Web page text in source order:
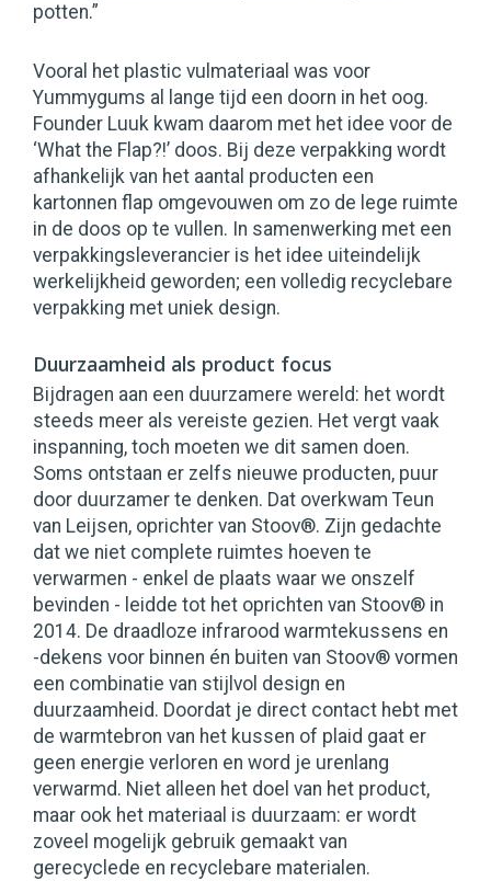
potten.”
Vooral het plastic vulmateriaal was voor
Yummygums al lange tijd een doorn in het oog.
Founder Luuk kwam daarom met het idee voor de
‘What the Flap?!’ doos. Bij deze verpakking wordt
afhankelijk van het aantal producten een
kartonnen flap omgevouwen om zo de lege ruimte
in de doos op te vullen. In samenwerking met een
verpakkingsleverancier is het idee uiteindelijk
werkelijkheid geworden; een volledig recyclebare
verpakking met uniek design.
Duurzaamheid als product focus
Bijdragen aan een duurzamere wereld: het wordt
steeds meer als vereiste gezien. Het vergt vaak
inspanning, toch moeten we dit samen doen.
Soms ontstaan er zelfs nieuwe producten, puur
door duurzamer te denken. Dat overkwam Teun
van Leijsen, oprichter van Stoov®. Zijn gedachte
dat we niet complete ruimtes hoeven te
verwarmen - enkel de plaats waar we onszelf
bevinden - leidde tot het oprichten van Stoov® in
2014. De draadloze infrarood warmtekussens en
-dekens voor binnen én buiten van Stoov® vormen
een combinatie van stijlvol design en
duurzaamheid. Doordat je direct contact hebt met
de warmtebron van het kussen of plaid gaat er
geen energie verloren en word je urenlang
verwarmd. Niet alleen het doel van het product,
maar ook het materiaal is duurzaam: er wordt
zoveel mogelijk gebruik gemaakt van
gerecyclede en recyclebare materialen.